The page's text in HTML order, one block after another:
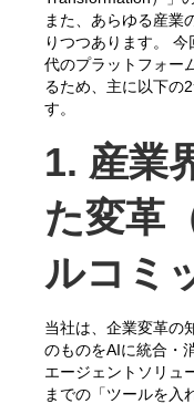
また、あらゆる産業
りつつあります。
代のプラットフォー
るため、主に以下の
す。
1. 産業
た変革
ルコミ
当社は、企業変革の
のものをAIに統合・
エージェントソリュ
までの「ツールを入